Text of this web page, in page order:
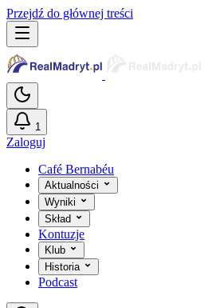
Przejdź do głównej treści
1
Zaloguj
Café Bernabéu
Aktualności
Wyniki
Skład
Kontuzje
Klub
Historia
Podcast